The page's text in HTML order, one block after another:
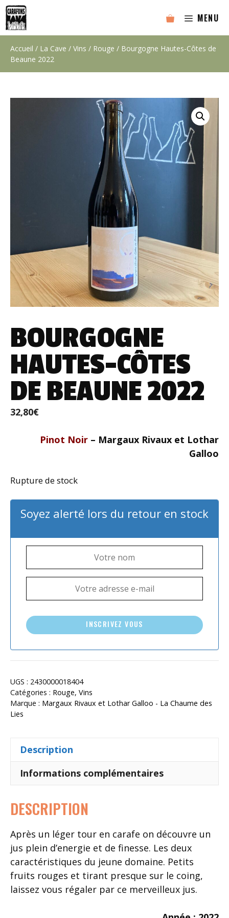
Aller
au
contenu
MENU
Accueil / La Cave / Vins / Rouge / Bourgogne Hautes-Côtes de
Beaune 2022
BOURGOGNE
HAUTES-CÔTES
DE BEAUNE 2022
32,80€
Pinot Noir – Margaux Rivaux et Lothar
Galloo
Rupture de stock
Soyez alerté lors du retour en stock
INSCRIVEZ VOUS
UGS : 2430000018404
Catégories : Rouge, Vins
Marque : Margaux Rivaux et Lothar Galloo - La Chaume des
Lies
Description
Informations complémentaires
DESCRIPTION
Après un léger tour en carafe on découvre un
jus plein d’energie et de finesse. Les deux
caractéristiques du jeune domaine. Petits
fruits rouges et tirant presque sur le coing,
laissez vous régaler par ce merveilleux jus.